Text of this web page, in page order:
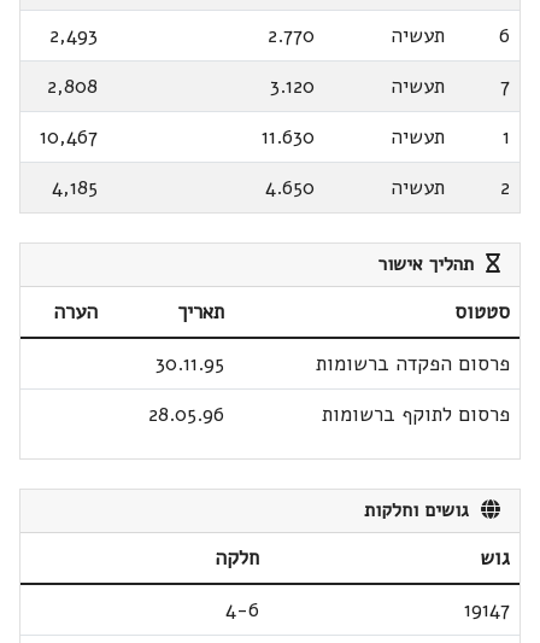
6
תעשיה 2.770
2,493
7
תעשיה 3.120
2,808
1
תעשיה 11.630
10,467
2
תעשיה 4.650
4,185
תהליך אישור
סטטוס תאריך
הערה
פרסום הפקדה ברשומות
30.11.95
פרסום לתוקף ברשומות
28.05.96
גושים וחלקות
גוש
חלקה
19147
4-6